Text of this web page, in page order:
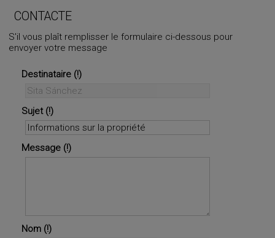
CONTACTE
S'il vous plaît remplisser le formulaire ci-dessous pour
envoyer votre message
Destinataire
Sujet
Message
Nom